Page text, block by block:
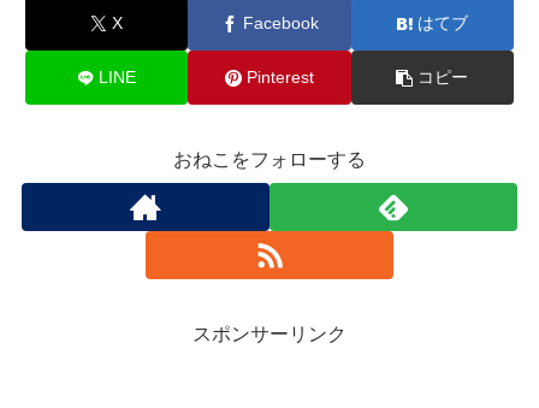
X Facebook はてブ
LINE Pinterest コピー
おねこをフォローする
スポンサーリンク